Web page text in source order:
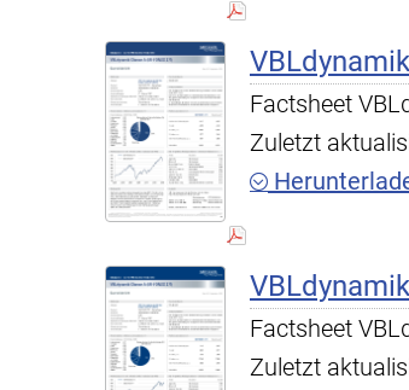
Factsheet
Zuletzt
Factsheet
Zuletzt